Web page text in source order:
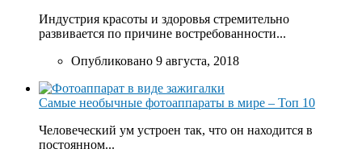
Индустрия красоты и здоровья стремительно
развивается по причине востребованности...
Опубликовано 9 августа, 2018
Самые необычные фотоаппараты в мире – Топ 10
Человеческий ум устроен так, что он находится в
постоянном...